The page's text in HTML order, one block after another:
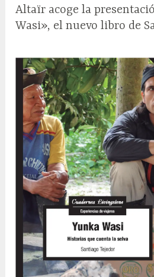
Altaïr acoge la
Wasi», el nuevo libro de
f
a